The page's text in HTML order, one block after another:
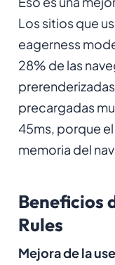
Los sitios que
eagerness
28% de las
precargadas
45ms, porque el
memoria del
Beneficios
Rules
Mejora de la